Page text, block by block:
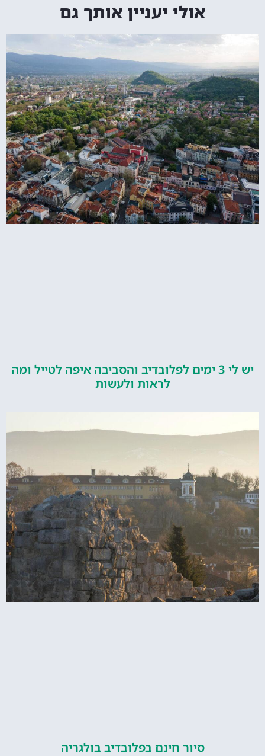
אולי יעניין אותך גם
יש לי 3 ימים לפלובדיב והסביבה איפה לטייל ומה
לראות ולעשות
סיור חינם בפלובדיב בולגריה